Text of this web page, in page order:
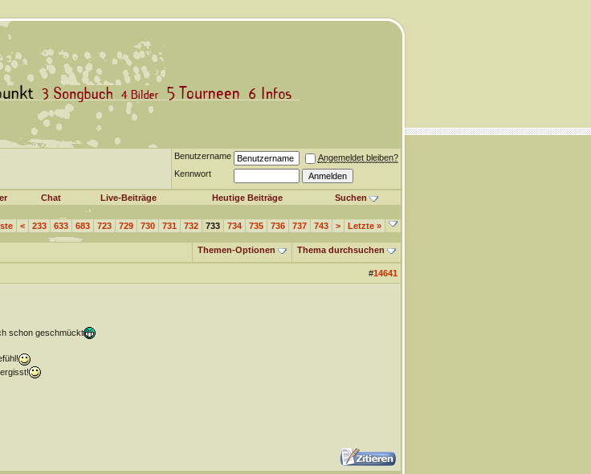
Benutzername
Angemeldet bleiben?
Kennwort
Chat Live-Beiträge Heutige Beiträge Suchen
< 233 633 683 723 729 730 731 732 733 734 735 736 737 743 > Letzte »
Themen-Optionen Thema durchsuchen
#14641
schon geschmückt